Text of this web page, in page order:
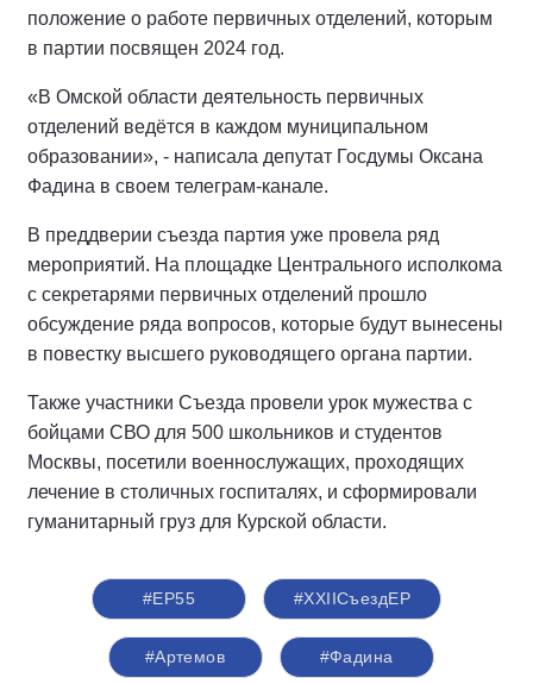
положение о работе первичных отделений, которым
в партии посвящен 2024 год.
«В Омской области деятельность первичных
отделений ведётся в каждом муниципальном
образовании», - написала депутат Госдумы Оксана
Фадина в своем телеграм-канале.
В преддверии съезда партия уже провела ряд
мероприятий. На площадке Центрального исполкома
с секретарями первичных отделений прошло
обсуждение ряда вопросов, которые будут вынесены
в повестку высшего руководящего органа партии.
Также участники Съезда провели урок мужества с
бойцами СВО для 500 школьников и студентов
Москвы, посетили военнослужащих, проходящих
лечение в столичных госпиталях, и сформировали
гуманитарный груз для Курской области.
#ЕР55 #XXIIСъездЕР
#Артемов #Фадина